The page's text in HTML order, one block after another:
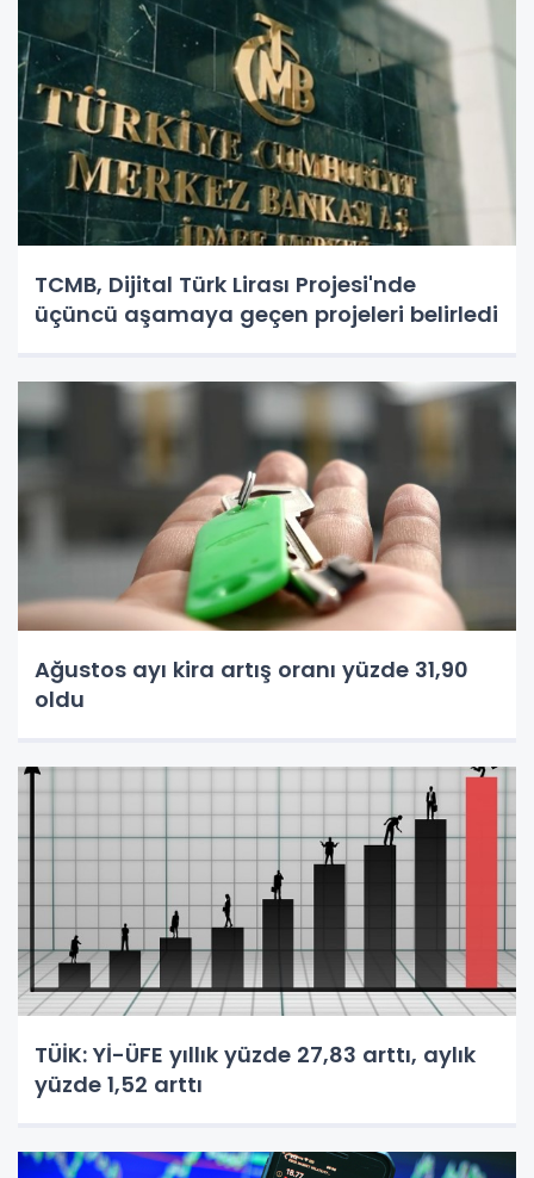
TCMB, Dijital Türk Lirası Projesi'nde
üçüncü aşamaya geçen projeleri belirledi
Ağustos ayı kira artış oranı yüzde 31,90
oldu
TÜİK: Yİ-ÜFE yıllık yüzde 27,83 arttı, aylık
yüzde 1,52 arttı